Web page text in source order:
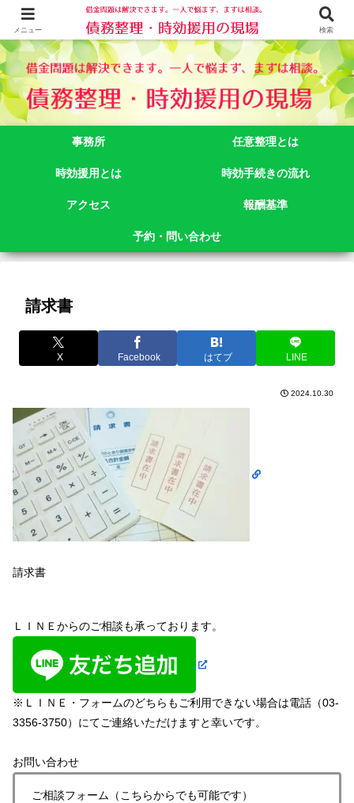
借金問題でお悩みなら司法書士法人御苑総合事務所にご相談下さい。 東京都
新宿区新宿二丁目５番１号アルテビル新宿４階 TEL:03-3356-3750
事務所 任意整理とは
時効援用とは 時効手続きの流れ
アクセス 報酬基準
予約・問い合わせ
請求書
X Facebook はてブ LINE
2024.10.30
請求書
ＬＩＮＥからのご相談も承っております。
※ＬＩＮＥ・フォームのどちらもご利用できない場合は電話（03-
3356-3750）にてご連絡いただけますと幸いです。
お問い合わせ
ご相談フォーム（こちらからでも可能です）
メニュー 検索